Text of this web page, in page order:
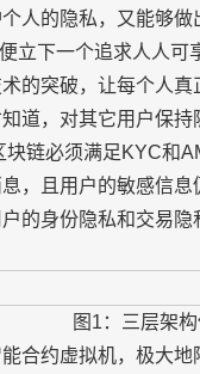
人的隐私，又能够
立下一个追求人人可
的突破，让每个人
道，对其它用户保
链必须满足KYC和
，且用户的敏感信
的身份隐私和交易
图1：三层架
合约虚拟机，极大